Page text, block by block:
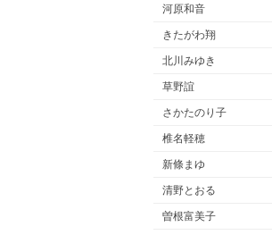
河原和音
きたがわ翔
北川みゆき
草野誼
さかたのり子
椎名軽穂
新條まゆ
清野とおる
曽根富美子